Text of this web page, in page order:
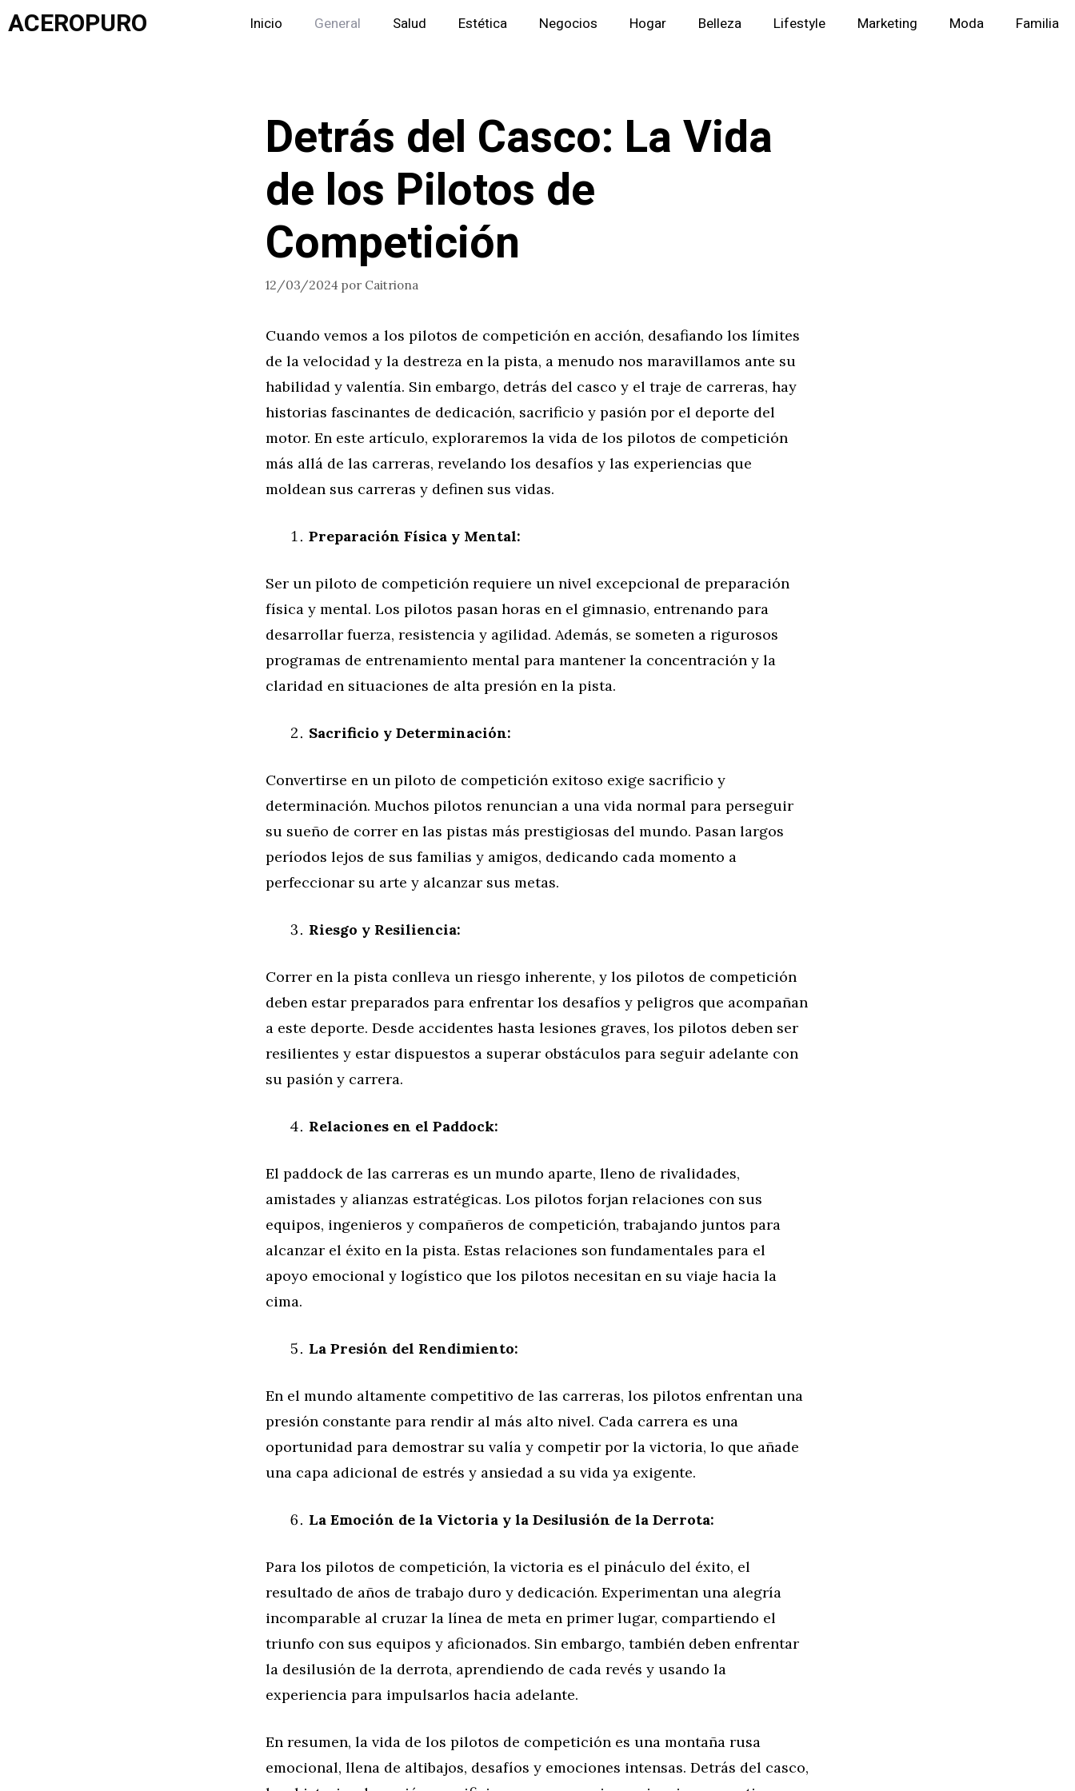
Saltar
alACEROPURO Inicio General Salud Estética Negocios Hogar Belleza Lifestyle Marketing Moda Familia
Detrás del Casco: La Vida
de los Pilotos de
Competición
12/03/2024 por Caitriona
Cuando vemos a los pilotos de competición en acción, desafiando los límites
de la velocidad y la destreza en la pista, a menudo nos maravillamos ante su
habilidad y valentía. Sin embargo, detrás del casco y el traje de carreras, hay
historias fascinantes de dedicación, sacrificio y pasión por el deporte del
motor. En este artículo, exploraremos la vida de los pilotos de competición
más allá de las carreras, revelando los desafíos y las experiencias que
moldean sus carreras y definen sus vidas.
Preparación Física y Mental:
Ser un piloto de competición requiere un nivel excepcional de preparación
física y mental. Los pilotos pasan horas en el gimnasio, entrenando para
desarrollar fuerza, resistencia y agilidad. Además, se someten a rigurosos
programas de entrenamiento mental para mantener la concentración y la
claridad en situaciones de alta presión en la pista.
Sacrificio y Determinación:
Convertirse en un piloto de competición exitoso exige sacrificio y
determinación. Muchos pilotos renuncian a una vida normal para perseguir
su sueño de correr en las pistas más prestigiosas del mundo. Pasan largos
períodos lejos de sus familias y amigos, dedicando cada momento a
perfeccionar su arte y alcanzar sus metas.
Riesgo y Resiliencia:
Correr en la pista conlleva un riesgo inherente, y los pilotos de competición
deben estar preparados para enfrentar los desafíos y peligros que acompañan
a este deporte. Desde accidentes hasta lesiones graves, los pilotos deben ser
resilientes y estar dispuestos a superar obstáculos para seguir adelante con
su pasión y carrera.
Relaciones en el Paddock:
El paddock de las carreras es un mundo aparte, lleno de rivalidades,
amistades y alianzas estratégicas. Los pilotos forjan relaciones con sus
equipos, ingenieros y compañeros de competición, trabajando juntos para
alcanzar el éxito en la pista. Estas relaciones son fundamentales para el
apoyo emocional y logístico que los pilotos necesitan en su viaje hacia la
cima.
La Presión del Rendimiento:
En el mundo altamente competitivo de las carreras, los pilotos enfrentan una
presión constante para rendir al más alto nivel. Cada carrera es una
oportunidad para demostrar su valía y competir por la victoria, lo que añade
una capa adicional de estrés y ansiedad a su vida ya exigente.
La Emoción de la Victoria y la Desilusión de la Derrota:
Para los pilotos de competición, la victoria es el pináculo del éxito, el
resultado de años de trabajo duro y dedicación. Experimentan una alegría
incomparable al cruzar la línea de meta en primer lugar, compartiendo el
triunfo con sus equipos y aficionados. Sin embargo, también deben enfrentar
la desilusión de la derrota, aprendiendo de cada revés y usando la
experiencia para impulsarlos hacia adelante.
En resumen, la vida de los pilotos de competición es una montaña rusa
emocional, llena de altibajos, desafíos y emociones intensas. Detrás del casco,